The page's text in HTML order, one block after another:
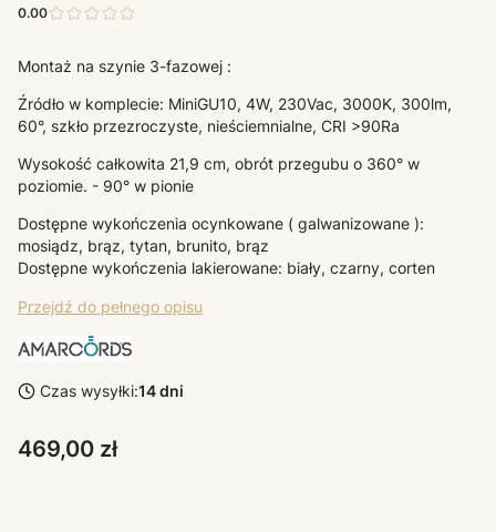
0.00
Montaż na szynie 3-fazowej :
Źródło w komplecie: MiniGU10, 4W, 230Vac, 3000K, 300lm,
60°, szkło przezroczyste, nieściemnialne, CRI >90Ra
Wysokość całkowita 21,9 cm, obrót przegubu o 360° w
poziomie. - 90° w pionie
Dostępne wykończenia ocynkowane ( galwanizowane ):
mosiądz, brąz, tytan, brunito, brąz
Dostępne wykończenia lakierowane: biały, czarny, corten
Przejdź do pełnego opisu
Czas wysyłki:14 dni
Cena
469,00 zł